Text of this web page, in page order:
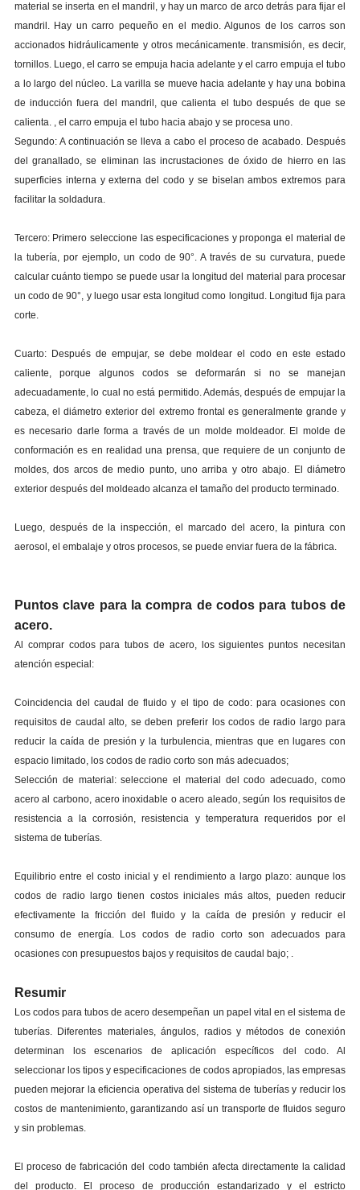
material se inserta en el mandril, y hay un marco de arco detrás para fijar el
mandril. Hay un carro pequeño en el medio. Algunos de los carros son
accionados hidráulicamente y otros mecánicamente. transmisión, es decir,
tornillos. Luego, el carro se empuja hacia adelante y el carro empuja el tubo
a lo largo del núcleo. La varilla se mueve hacia adelante y hay una bobina
de inducción fuera del mandril, que calienta el tubo después de que se
calienta. , el carro empuja el tubo hacia abajo y se procesa uno.
Segundo: A continuación se lleva a cabo el proceso de acabado. Después
del granallado, se eliminan las incrustaciones de óxido de hierro en las
superficies interna y externa del codo y se biselan ambos extremos para
facilitar la soldadura.
Tercero: Primero seleccione las especificaciones y proponga el material de
la tubería, por ejemplo, un codo de 90°. A través de su curvatura, puede
calcular cuánto tiempo se puede usar la longitud del material para procesar
un codo de 90°, y luego usar esta longitud como longitud. Longitud fija para
corte.
Cuarto: Después de empujar, se debe moldear el codo en este estado
caliente, porque algunos codos se deformarán si no se manejan
adecuadamente, lo cual no está permitido. Además, después de empujar la
cabeza, el diámetro exterior del extremo frontal es generalmente grande y
es necesario darle forma a través de un molde moldeador. El molde de
conformación es en realidad una prensa, que requiere de un conjunto de
moldes, dos arcos de medio punto, uno arriba y otro abajo. El diámetro
exterior después del moldeado alcanza el tamaño del producto terminado.
Luego, después de la inspección, el marcado del acero, la pintura con
aerosol, el embalaje y otros procesos, se puede enviar fuera de la fábrica.
Puntos clave para la compra de codos para tubos de
acero.
Al comprar codos para tubos de acero, los siguientes puntos necesitan
atención especial:
Coincidencia del caudal de fluido y el tipo de codo: para ocasiones con
requisitos de caudal alto, se deben preferir los codos de radio largo para
reducir la caída de presión y la turbulencia, mientras que en lugares con
espacio limitado, los codos de radio corto son más adecuados;
Selección de material: seleccione el material del codo adecuado, como
acero al carbono, acero inoxidable o acero aleado, según los requisitos de
resistencia a la corrosión, resistencia y temperatura requeridos por el
sistema de tuberías.
Equilibrio entre el costo inicial y el rendimiento a largo plazo: aunque los
codos de radio largo tienen costos iniciales más altos, pueden reducir
efectivamente la fricción del fluido y la caída de presión y reducir el
consumo de energía. Los codos de radio corto son adecuados para
ocasiones con presupuestos bajos y requisitos de caudal bajo; .
Resumir
Los codos para tubos de acero desempeñan un papel vital en el sistema de
tuberías. Diferentes materiales, ángulos, radios y métodos de conexión
determinan los escenarios de aplicación específicos del codo. Al
seleccionar los tipos y especificaciones de codos apropiados, las empresas
pueden mejorar la eficiencia operativa del sistema de tuberías y reducir los
costos de mantenimiento, garantizando así un transporte de fluidos seguro
y sin problemas.
El proceso de fabricación del codo también afecta directamente la calidad
del producto. El proceso de producción estandarizado y el estricto